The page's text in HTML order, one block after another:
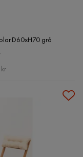
D60xH70 grå